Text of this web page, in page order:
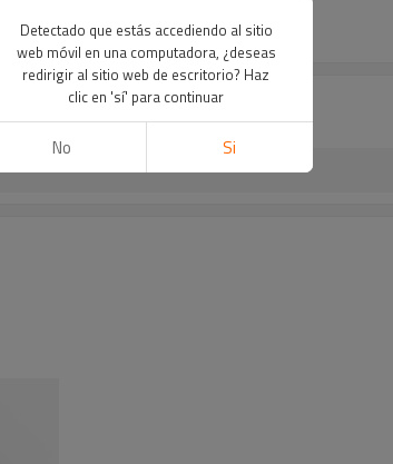
Detectado que estás accediendo al sitio
web móvil en una computadora, ¿deseas
redirigir al sitio web de escritorio? Haz
clic en 'sí' para continuar
No Si